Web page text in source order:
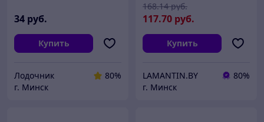
34 руб.
Купить
Лодочник
80%
г. Минск
117.70 руб.
168.14 руб.
Купить
LAMANTIN.BY
80%
г. Минск